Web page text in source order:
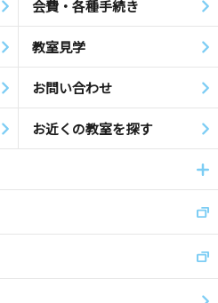
会費・各種手続き
教室見学
お問い合わせ
お近くの教室を探す